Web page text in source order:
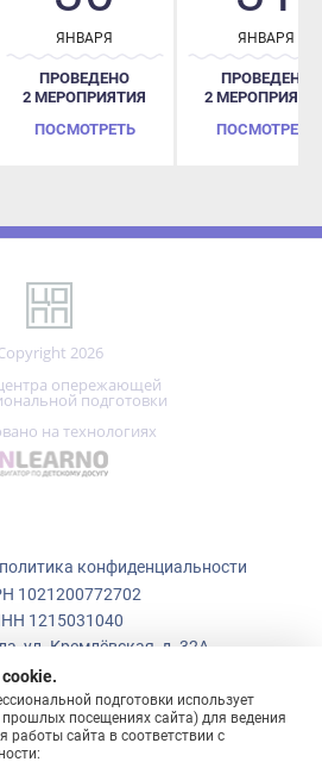
ЯНВАРЯ
ПРОВЕДЕНО
ПОСМОТРЕТЬ
ЯНВАРЯ
ПРОВЕДЕНО
ПОСМОТРЕТЬ
Copyright 2026
опережающей
подготовки
на технологиях
1215031040
посещениях сайта) для ведения
работы сайта в соответствии с
ПОНЯТНО!